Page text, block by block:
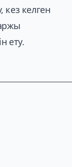
кез келген
ету.